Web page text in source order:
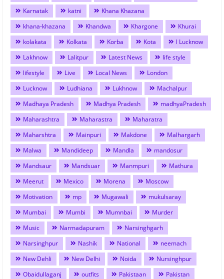
Karnatak
katni
Khana Khazana
khana-khazana
Khandwa Khargone
Khurai
kolakata
Kolkata Korba Kota
l Lucknow
Lakhnow
Lalitpur Latest News
life style
lifestyle
Live Local News
London
Lucknow
Ludhiana Lukhnow
Machalpur
Madhaya Pradesh
Madhya Pradesh
madhyaPradesh
Maharashtra
Maharastra
Maharatra
Maharshtra
Mainpuri Makdone
Malhargarh
Malwa
Mandideep Mandla
mandosur
Mandsaur
Mandsuar Manmpuri
Mathura
Meerut
Mexico Morena
Moscow
Motivation
mp Mugawali
mukulsaray
Mumbai
Mumbi Mumnbai
Murder
Music
Narmadapuram
Narsinghgarh
Narsinghpur
Nashik National
neemach
New Dehli
New Delhi Noida
Nursinghpur
Obaidullaganj
outfits Pakistaan
Pakistan